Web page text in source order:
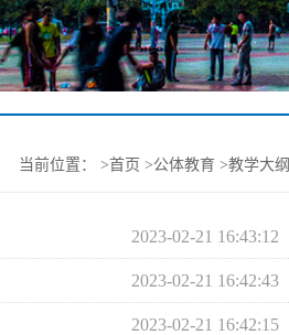
当前位置： >首页 >公体教育 >教学大纲
2023-02-21 16:43:12
2023-02-21 16:42:43
2023-02-21 16:42:15